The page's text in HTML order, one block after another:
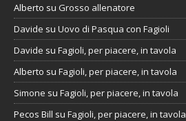
Alberto su Grosso allenatore
Davide su Uovo di Pasqua con Fagioli
Davide su Fagioli, per piacere, in tavola
Alberto su Fagioli, per piacere, in tavola
Simone su Fagioli, per piacere, in tavola
Pecos Bill su Fagioli, per piacere, in tavola